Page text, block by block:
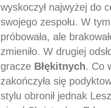
wyskoczył najwyżej do
swojego zespołu. W
próbowała, ale
zmieniło. W drugiej
gracze Błękitnych. Co
zakończyła się
stylu obronił jednak